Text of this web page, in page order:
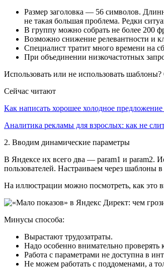
Размер заголовка — 56 символов.
не такая большая проблема. Редки
В группу можно собрать не более 200
Возможно снижение релевантности и
Специалист тратит много времени на
При объединении низкочастотных
Использовать или не использовать
Сейчас читают
Как написать хорошее холодное
Аналитика рекламы для взрослых: как не
2. Вводим динамические параметры
В Яндексе их всего два — param1 и param2.
пользователей. Настраиваем через шаблоны
На иллюстрации можно посмотреть, как это
Минусы способа:
Вырастают трудозатраты.
Надо особенно внимательно проверять
Работа с параметрами не доступна в
Не можем работать с поддоменами, а